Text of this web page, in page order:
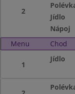
2
Jídlo
Nápoj
Menu
Chod
1
Jídlo